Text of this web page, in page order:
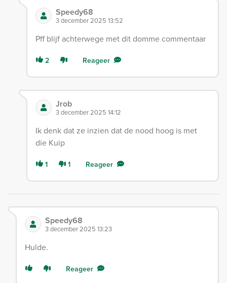
Speedy68
3 december 2025 13:52
Pff blijf achterwege met dit domme commentaar
2 Reageer
Jrob
3 december 2025 14:12
Ik denk dat ze inzien dat de nood hoog is met
die Kuip
1 1 Reageer
Speedy68
3 december 2025 13:23
Hulde.
Reageer